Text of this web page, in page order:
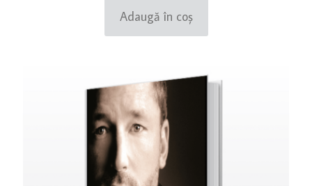
Adaugă în coș